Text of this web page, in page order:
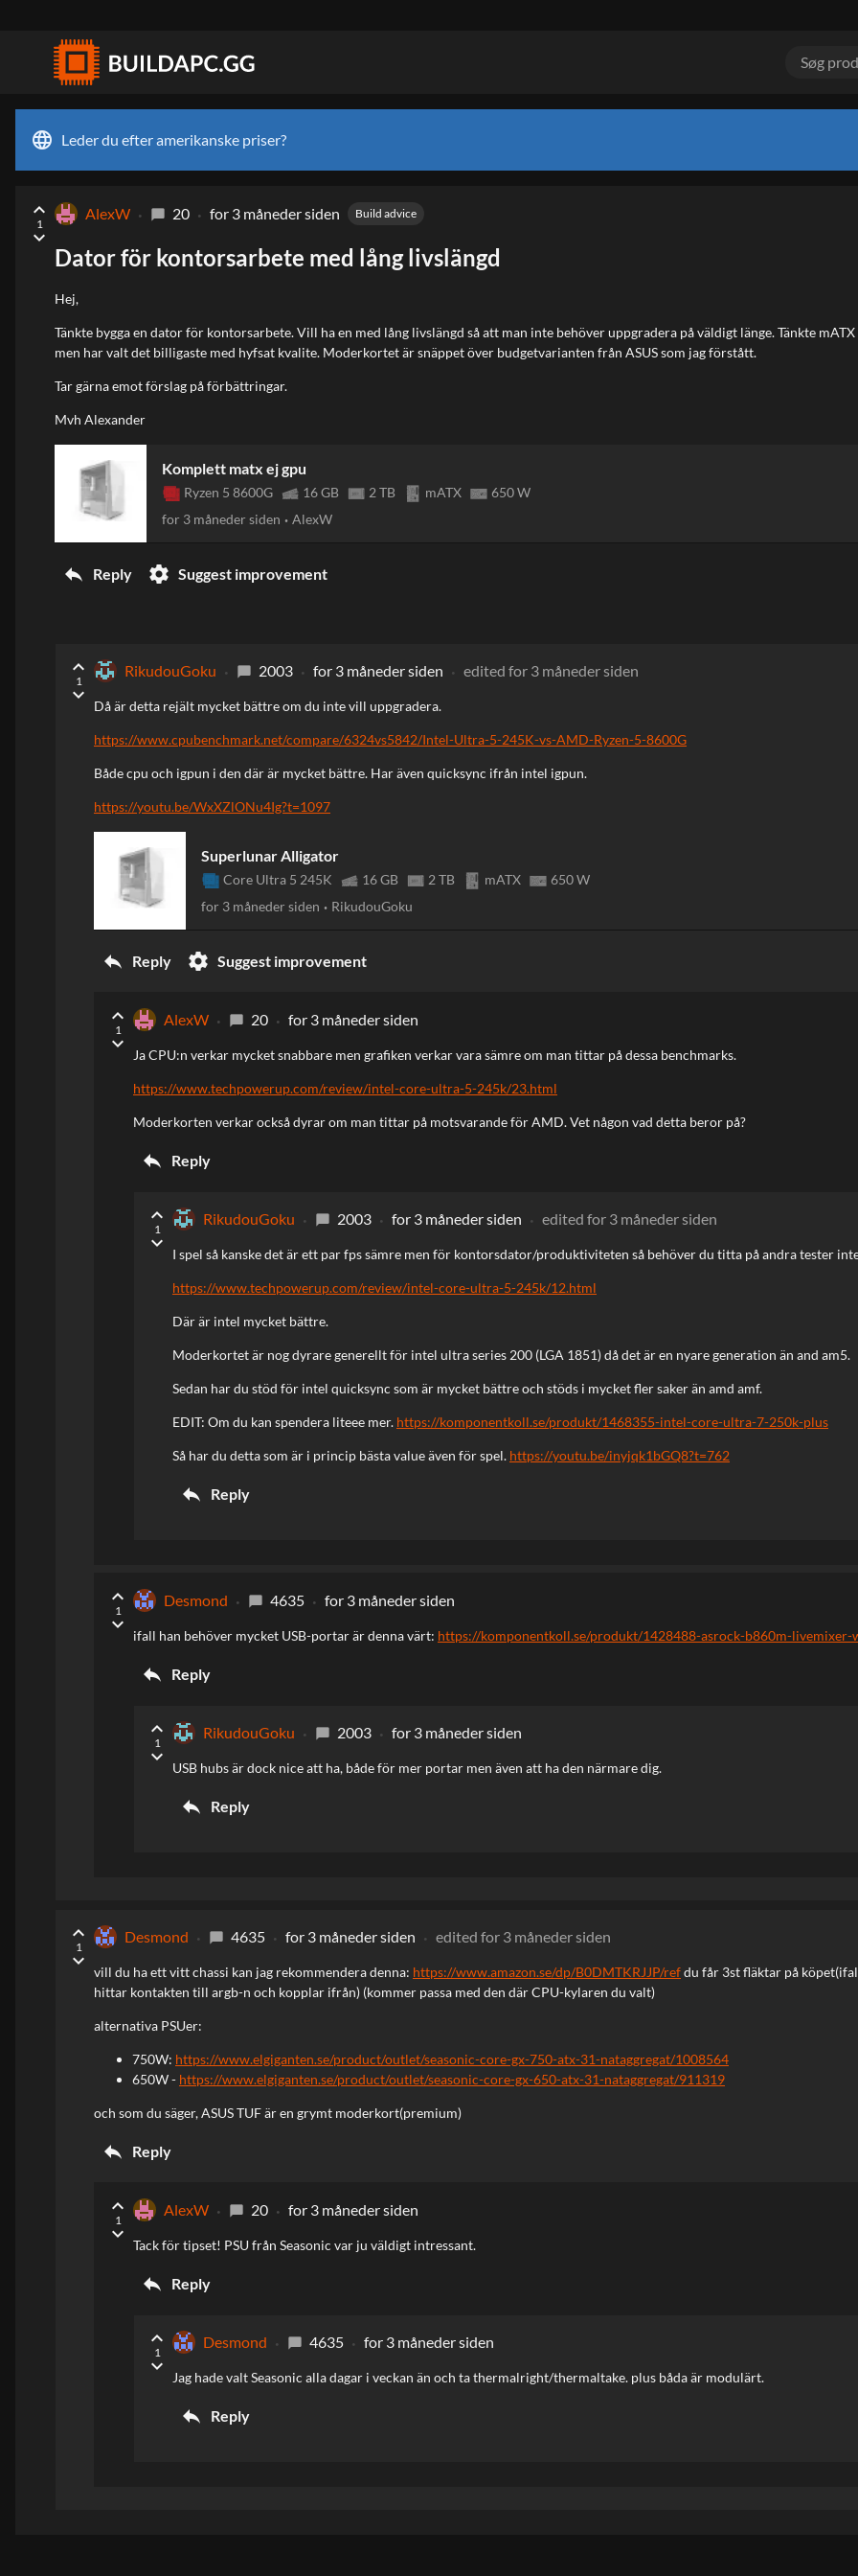
language Leder du efter amerikanske priser?
keyboard_arrow_up
1
keyboard_arrow_down
AlexW chat_bubble 20 for 3 måneder siden Build advice
Dator för kontorsarbete med lång livslängd
Hej,
Tänkte bygga en dator för kontorsarbete. Vill ha en med lång livslängd så att man inte behöver uppgradera på väldigt länge. Tänkte
men har valt det billigaste med hyfsat kvalite. Moderkortet är snäppet över budgetvarianten från ASUS som jag förstått.
Tar gärna emot förslag på förbättringar.
Mvh Alexander
Komplett matx ej gpu
Ryzen 5 8600G 16 GB 2 TB mATX
650 W
for 3 måneder siden
AlexW
reply Reply settings Suggest improvement
keyboard_arrow_up
1
keyboard_arrow_down
RikudouGoku chat_bubble 2003 for 3 måneder siden edited for 3 måneder siden
Då är detta rejält mycket bättre om du inte vill uppgradera.
https://www.cpubenchmark.net/compare/6324vs5842/Intel-Ultra-5-245K-vs-AMD-Ryzen-5-8600G
Både cpu och igpun i den där är mycket bättre. Har även quicksync ifrån intel igpun.
https://youtu.be/WxXZlONu4Ig?t=1097
Superlunar Alligator
Core Ultra 5 245K 16 GB 2 TB mATX
650 W
for 3 måneder siden
RikudouGoku
reply Reply settings Suggest improvement
keyboard_arrow_up
1
keyboard_arrow_down
AlexW chat_bubble 20 for 3 måneder siden
Ja CPU:n verkar mycket snabbare men grafiken verkar vara sämre om man tittar på dessa benchmarks.
https://www.techpowerup.com/review/intel-core-ultra-5-245k/23.html
Moderkorten verkar också dyrar om man tittar på motsvarande för AMD. Vet någon vad detta beror på?
reply Reply
keyboard_arrow_up
1
keyboard_arrow_down
RikudouGoku chat_bubble 2003 for 3 måneder siden edited for 3 måneder siden
I spel så kanske det är ett par fps sämre men för kontorsdator/produktiviteten så behöver du titta på andra tester
https://www.techpowerup.com/review/intel-core-ultra-5-245k/12.html
Där är intel mycket bättre.
Moderkortet är nog dyrare generellt för intel ultra series 200 (LGA 1851) då det är en nyare generation än and am5.
Sedan har du stöd för intel quicksync som är mycket bättre och stöds i mycket fler saker än amd amf.
EDIT: Om du kan spendera liteee mer. https://komponentkoll.se/produkt/1468355-intel-core-ultra-7-250k-plus
Så har du detta som är i princip bästa value även för spel. https://youtu.be/inyjqk1bGQ8?t=762
reply Reply
keyboard_arrow_up
1
keyboard_arrow_down
Desmond chat_bubble 4635 for 3 måneder siden
ifall han behöver mycket USB-portar är denna värt: https://komponentkoll.se/produkt/1428488-asrock-b860m-livemixer-
reply Reply
keyboard_arrow_up
1
keyboard_arrow_down
RikudouGoku chat_bubble 2003 for 3 måneder siden
USB hubs är dock nice att ha, både för mer portar men även att ha den närmare dig.
reply Reply
keyboard_arrow_up
1
keyboard_arrow_down
Desmond chat_bubble 4635 for 3 måneder siden edited for 3 måneder siden
vill du ha ett vitt chassi kan jag rekommendera denna: https://www.amazon.se/dp/B0DMTKRJJP/refdu får 3st fläktar på
hittar kontakten till argb-n och kopplar ifrån) (kommer passa med den där CPU-kylaren du valt)
alternativa PSUer:
750W: https://www.elgiganten.se/product/outlet/seasonic-core-gx-750-atx-31-nataggregat/1008564
650W - https://www.elgiganten.se/product/outlet/seasonic-core-gx-650-atx-31-nataggregat/911319
och som du säger, ASUS TUF är en grymt moderkort(premium)
reply Reply
keyboard_arrow_up
1
keyboard_arrow_down
AlexW chat_bubble 20 for 3 måneder siden
Tack för tipset! PSU från Seasonic var ju väldigt intressant.
reply Reply
keyboard_arrow_up
1
keyboard_arrow_down
Desmond chat_bubble 4635 for 3 måneder siden
Jag hade valt Seasonic alla dagar i veckan än och ta thermalright/thermaltake. plus båda är modulärt.
reply Reply